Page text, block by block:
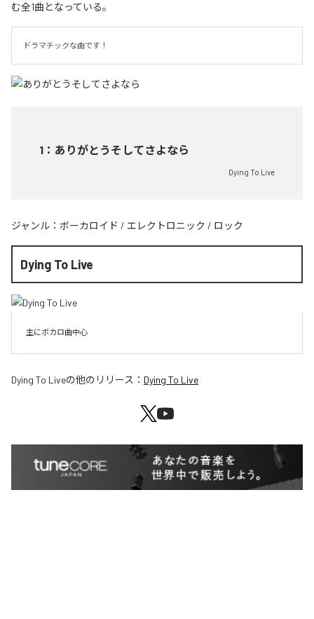
む全1曲となっている。
ドラマチックな曲です！
1 ： ありがとうそしてさよなら
Dying To Live
ジャンル： ボーカロイド / エレクトロニック / ロック
Dying To Live
主にボカロ曲中心
Dying To Liveの他のリリース： Dying To Live